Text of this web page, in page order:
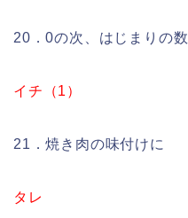
20．0の次、はじまりの数
イチ（1）
21．焼き肉の味付けに
タレ